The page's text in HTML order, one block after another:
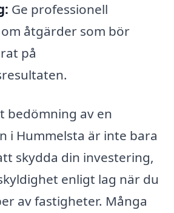
Ge professionell
åtgärder som bör
på
bedömning av en
i Hummelsta är inte bara
skydda din investering,
enligt lag när du
av fastigheter. Många